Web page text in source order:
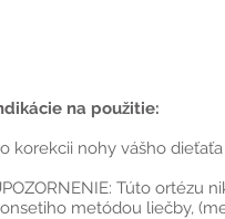
na použitie:
korekcii nohy vášho
Túto ortézu
metódou liečby,